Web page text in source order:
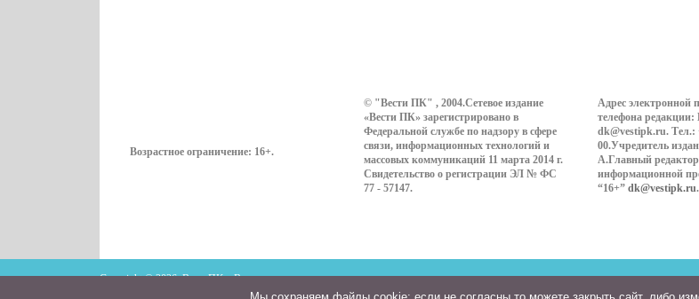
Возрастное ограничение: 16+.
© "Вести ПК" , 2004.Сетевое издание
«Вести ПК» зарегистрировано в
Федеральной службе по надзору в сфере
связи, информационных технологий и
массовых коммуникаций 11 марта 2014 г.
Свидетельство о регистрации ЭЛ № ФС
77 - 57147.
Адрес электронной
телефона редакции:
dk@vestipk.ru. Тел.:
00.Учредитель
А.Главный
информационной
“16+” dk@vestipk.ru.
Copyright © 2026. ВестиПК в Воронеже